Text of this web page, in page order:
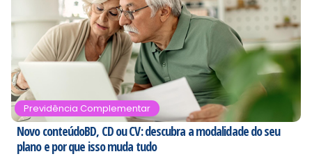
Previdência Complementar
Novo conteúdoBD, CD ou CV: descubra a modalidade do seu
plano e por que isso muda tudo